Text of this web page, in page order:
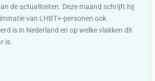
de actualiteiten. Deze maand schrijft hij
van LHBT+-personen ook
is in Nederland en op welke vlakken dit
is.